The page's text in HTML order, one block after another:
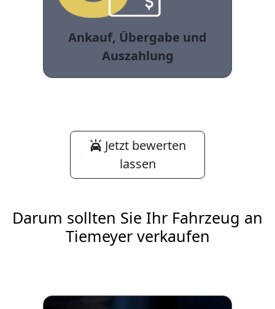
Ankauf, Übergabe und
Auszahlung
Jetzt bewerten
lassen
Darum sollten Sie Ihr Fahrzeug an
Tiemeyer verkaufen